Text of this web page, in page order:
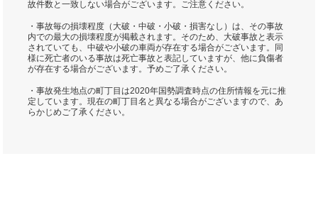
故件数と一致しない場合がございます。ご注意ください。
・事故毎の損壊程度（大破・中破・小破・損害なし）は、その事故
内での最大の損壊程度が掲載されます。そのため、大破事故と表示
されていても、中破や小破の車両が存在する場合がございます。同
様に死亡者のいる事故は死亡事故と表記していますが、他に負傷者
が存在する場合がございます。予めご了承ください。
・事故発生地点の町丁目は2020年国勢調査時点の住所情報を元に推
定しています。現在の町丁目名と異なる場合がございますので、あ
らかじめご了承ください。